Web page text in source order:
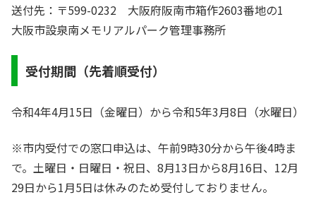
送付先：〒599-0232 大阪府阪南市箱作2603番地の1
大阪市設泉南メモリアルパーク管理事務所
受付期間（先着順受付）
令和4年4月15日（金曜日）から令和5年3月8日（水曜日）
※市内受付での窓口申込は、午前9時30分から午後4時ま
で。土曜日・日曜日・祝日、8月13日から8月16日、12月
29日から1月5日は休みのため受付しておりません。